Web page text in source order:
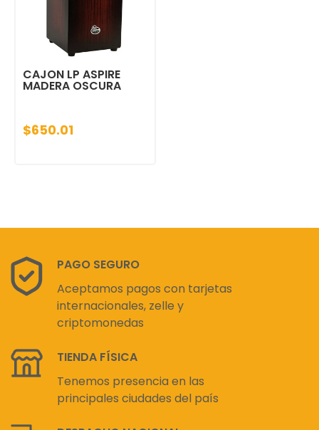
CAJON LP ASPIRE
MADERA OSCURA
$650.01
PAGO SEGURO
Aceptamos pagos con tarjetas
internacionales, zelle y
criptomonedas
TIENDA FÍSICA
Tenemos presencia en las
principales ciudades del país